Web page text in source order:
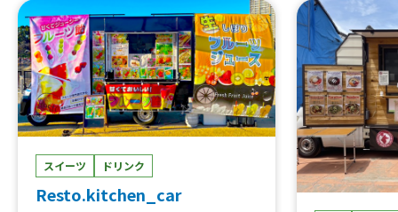
スイーツ ドリンク
Resto.kitchen_car